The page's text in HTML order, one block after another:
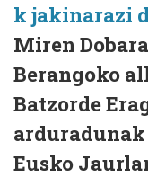
k jakinarazi
Miren
Berangoko
Batzorde
Eusko